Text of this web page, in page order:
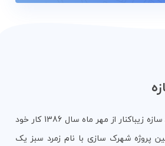
شرکت انبوه سازان مدرن سازه زیباکنار از مهر ماه سال 1386 کار خود
پروژه شهرک سازی با نام زمرد سبز یک